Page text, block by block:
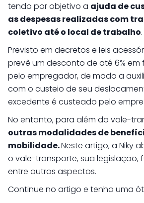
tendo por objetivo a ajuda de
as despesas realizadas com
coletivo até o local de trabalho.
Previsto em decretos e leis
prevê um desconto de até 6% em
pelo empregador, de modo a
com o custeio de seu
excedente é custeado pelo
No entanto, para além do vale-
outras modalidades de
mobilidade.Neste artigo, a Niky
o vale-transporte, sua legislação,
entre outros aspectos.
Continue no artigo e tenha uma